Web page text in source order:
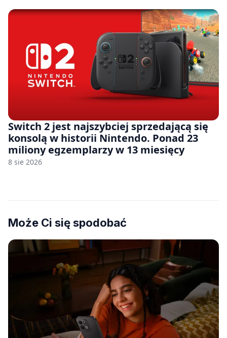
Switch 2 jest najszybciej sprzedającą się
konsolą w historii Nintendo. Ponad 23
miliony egzemplarzy w 13 miesięcy
8 sie 2026
Może Ci się spodobać